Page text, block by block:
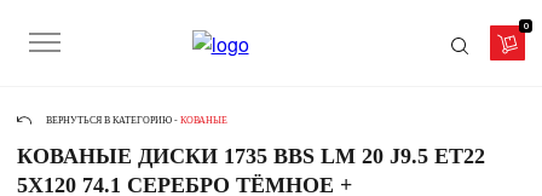
0
ВЕРНУТЬСЯ В КАТЕГОРИЮ - КОВАНЫЕ
КОВАНЫЕ ДИСКИ 1735 BBS LM 20 J9.5 ET22
5X120 74.1 СЕРЕБРО ТЁМНОЕ +